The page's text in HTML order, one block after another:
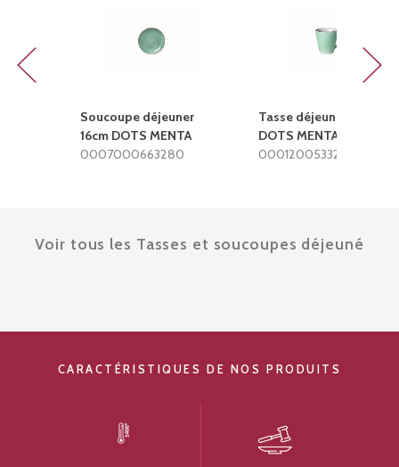
Soucoupe déjeuner
16cm DOTS MENTA
0007000663280
Tasse déjeuner 290cc
DOTS MENTA
0001200533280
Voir tous les Tasses et soucoupes déjeuné
CARACTÉRISTIQUES DE NOS PRODUITS